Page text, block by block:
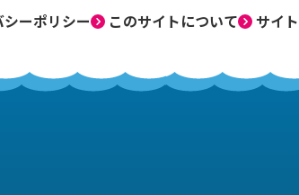
シーポリシー このサイトについて サイ